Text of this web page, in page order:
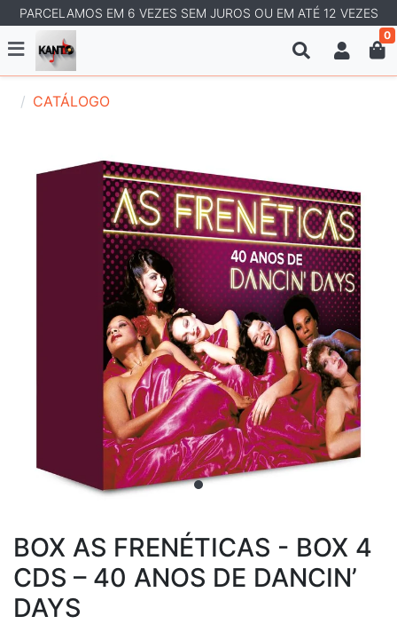
PARCELAMOS EM 6 VEZES SEM JUROS OU EM ATÉ 12 VEZES
0
CATÁLOGO
BOX AS FRENÉTICAS - BOX 4
CDS – 40 ANOS DE DANCIN’
DAYS